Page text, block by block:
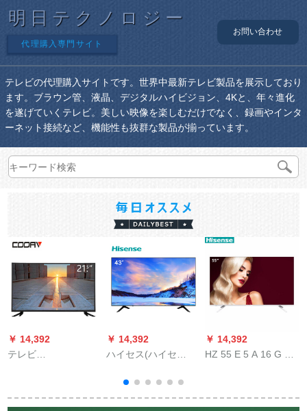
明日テクノロジー
代理購入専門サイト
お問い合わせ
テレビの代理購入サイトです。世界中最新テレビ製品を展示しており
ます。ブラウン管、液晶、デジタルハイビジョン、4Kと、年々進化
を遂げていくテレビ。美しい映像を楽しむだけでなく、録画やインタ
ーネット接続など、機能性も抜群な製品が揃っています。
￥ 14,392
テレビ
ビィ、デュビ・ア
￥ 14,392
ハイセス(ハイセ
セス)4 Kフレイ・ビ
エン・ハレンゲー
￥ 14,392
HZ 55 E 5 A 16 G 55
型の人工知能テレビ